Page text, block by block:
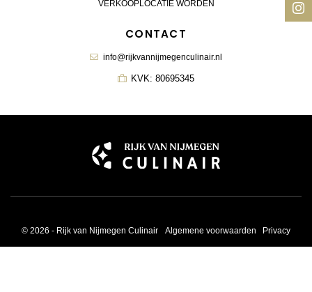
VERKOOPLOCATIE WORDEN
CONTACT
info@rijkvannijmegenculinair.nl
KVK: 80695345
© 2026 - Rijk van Nijmegen Culinair Algemene voorwaarden Privacy